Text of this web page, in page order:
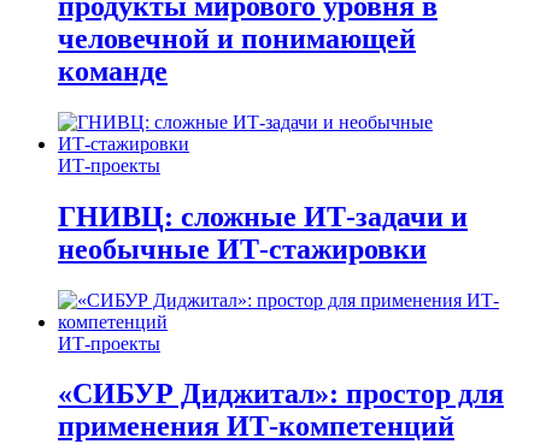
человечной и понимающей
команде
ИТ-проекты
ГНИВЦ: сложные ИТ‑задачи и
необычные ИТ‑стажировки
ИТ-проекты
«СИБУР Диджитал»: простор для
применения ИТ-компетенций